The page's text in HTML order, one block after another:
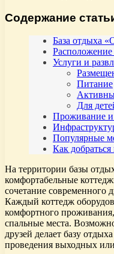
Содержание
База отдыха
Услуги и
Питание
Для
Проживание
Популярные
Как
На территории базы
комфортабельные
сочетание современного
Каждый коттедж
комфортного
спальные места.
друзей делает базу
проведения выходных